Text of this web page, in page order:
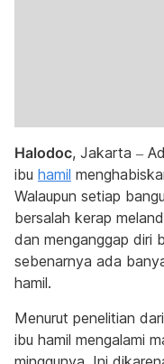
Halodoc, Jakarta –
ibu hamil
Walaupun setiap
bersalah kerap
dan menganggap diri
sebenarnya ada
hamil.
Menurut penelitian
ibu hamil mengalami